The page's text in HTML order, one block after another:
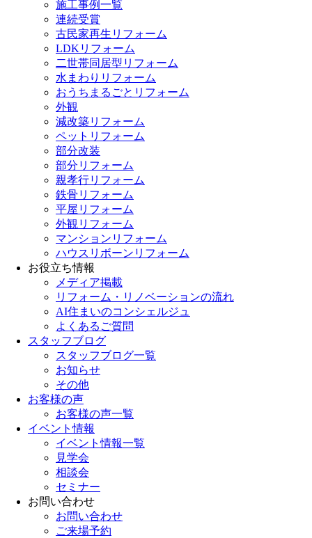
施工事例一覧
連続受賞
古民家再生リフォーム
LDKリフォーム
二世帯同居型リフォーム
水まわりリフォーム
おうちまるごとリフォーム
外観
減改築リフォーム
ペットリフォーム
部分改装
部分リフォーム
親孝行リフォーム
鉄骨リフォーム
平屋リフォーム
外観リフォーム
マンションリフォーム
ハウスリボーンリフォーム
お役立ち情報
メディア掲載
リフォーム・リノベーションの流れ
AI住まいのコンシェルジュ
よくあるご質問
スタッフブログ
スタッフブログ一覧
お知らせ
その他
お客様の声
お客様の声一覧
イベント情報
イベント情報一覧
見学会
相談会
セミナー
お問い合わせ
お問い合わせ
ご来場予約